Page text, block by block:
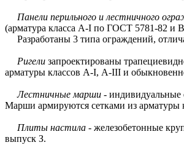
Панели перильного и лестничного
(арматура класса А-I по ГОСТ 5781-82 и
Разработаны 3 типа ограждений,
Ригели запроектированы
арматуры классов А-I, А-III и
Лестничные марши - индивидуальные
Марши армируются сетками из
Плиты настила - железобетонные
выпуск З.